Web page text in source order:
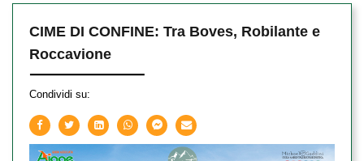
CIME DI CONFINE: Tra Boves, Robilante e
Roccavione
Condividi su: